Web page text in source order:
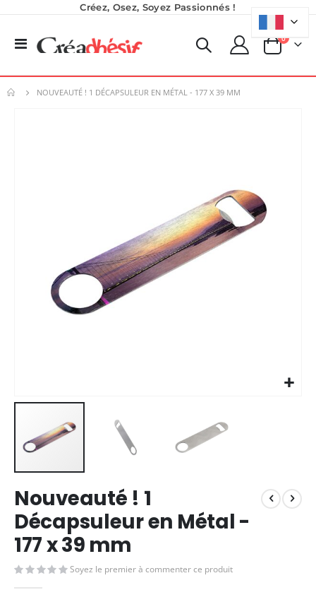
Créez, Osez, Soyez Passionnés !
Basculer
Panier
0produits
NOUVEAUTÉ ! 1 DÉCAPSULEUR EN MÉTAL - 177 X 39 MM
to
the
beginning
of
the
images
Nouveauté ! 1
Décapsuleur en Métal -
177 x 39 mm
Soyez le premier à commenter ce produit